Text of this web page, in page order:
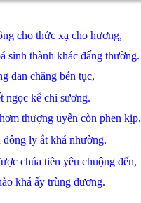
cho thức xạ cho hương,
sinh thành khác đấng thường.
đan chăng bén tục,
ngọc kể chi sương.
thượng uyển còn phen kịp,
đông ly ắt khá nhường.
chúa tiên yêu chuộng đến,
khá ấy trùng dương.